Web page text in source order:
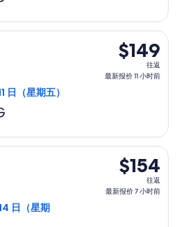
7
时
$149
往
返,
价
小
前
$149
往返
最新报价 11 小时前
日（星期五）
（星期二）从圣何塞前往尤金，
$154
往
返,
$154
往返
最新报价 7 小时前
日（星期
11 日（星期五）从圣何塞前往